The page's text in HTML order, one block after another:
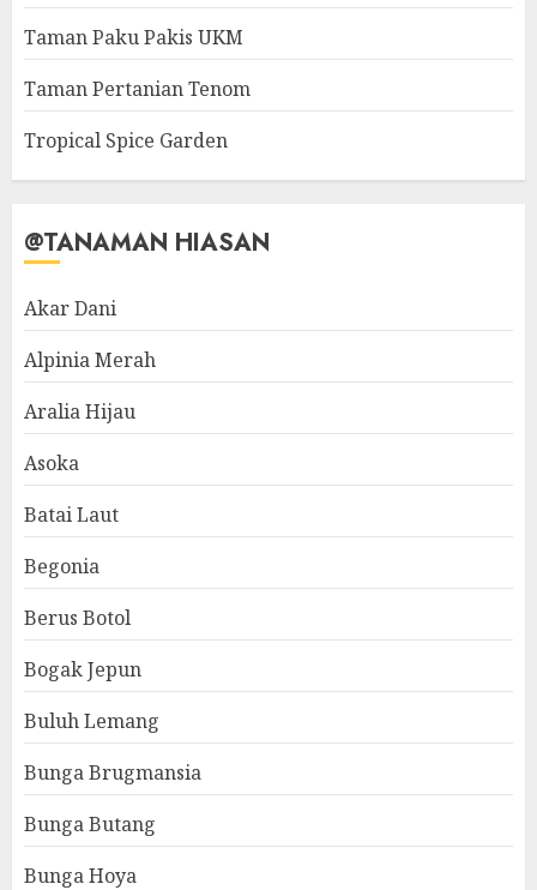
Taman Paku Pakis UKM
Taman Pertanian Tenom
Tropical Spice Garden
@TANAMAN HIASAN
Akar Dani
Alpinia Merah
Aralia Hijau
Asoka
Batai Laut
Begonia
Berus Botol
Bogak Jepun
Buluh Lemang
Bunga Brugmansia
Bunga Butang
Bunga Hoya